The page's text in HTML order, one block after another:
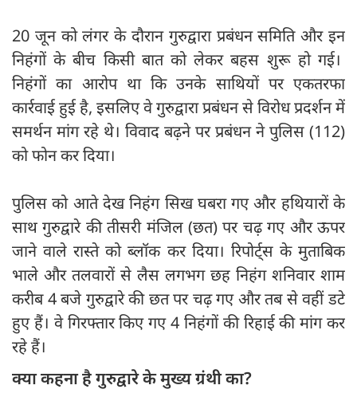
20 जून को लंगर के दौरान गुरुद्वारा प्रबंधन समिति और इन
निहंगों के बीच किसी बात को लेकर बहस शुरू हो गई।
निहंगों का आरोप था कि उनके साथियों पर एकतरफा
कार्रवाई हुई है, इसलिए वे गुरुद्वारा प्रबंधन से विरोध प्रदर्शन में
समर्थन मांग रहे थे। विवाद बढ़ने पर प्रबंधन ने पुलिस (112)
को फोन कर दिया।
पुलिस को आते देख निहंग सिख घबरा गए और हथियारों के
साथ गुरुद्वारे की तीसरी मंजिल (छत) पर चढ़ गए और ऊपर
जाने वाले रास्ते को ब्लॉक कर दिया। रिपोर्ट्‍स के मुताबिक
भाले और तलवारों से लैस लगभग छह निहंग शनिवार शाम
करीब 4 बजे गुरुद्वारे की छत पर चढ़ गए और तब से वहीं डटे
हुए हैं। वे गिरफ्तार किए गए 4 निहंगों की रिहाई की मांग कर
रहे हैं।
क्या कहना है गुरुद्वारे के मुख्‍य ग्रंथी का?